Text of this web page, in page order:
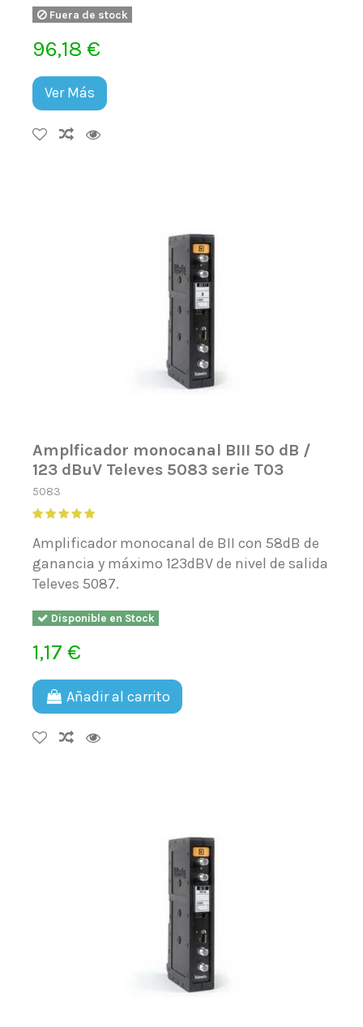
Fuera de stock
96,18 €
Ver Más
Amplficador monocanal BIII 50 dB /
123 dBuV Televes 5083 serie T03
5083
Amplificador monocanal de BII con 58dB de
ganancia y máximo 123dBV de nivel de salida
Televes 5087.
Disponible en Stock
1,17 €
Añadir al carrito